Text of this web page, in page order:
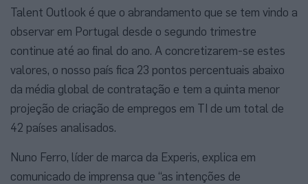
Talent Outlook é que o abrandamento que se tem vindo a
observar em Portugal desde o segundo trimestre
continue até ao final do ano. A concretizarem-se estes
valores, o nosso país fica 23 pontos percentuais abaixo
da média global de contratação e tem a quinta menor
projeção de criação de empregos em TI de um total de
42 países analisados.
Nuno Ferro, líder de marca da Experis, explica em
comunicado de imprensa que “as intenções de